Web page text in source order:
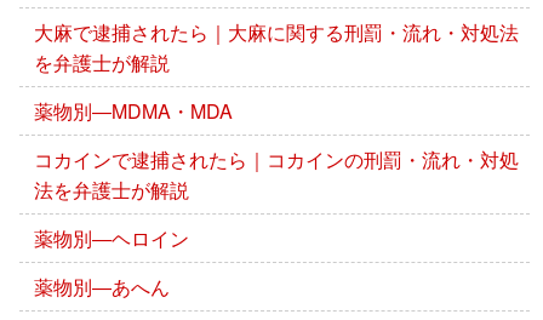
大麻で逮捕されたら｜大麻に関する刑罰・流れ・対処法
を弁護士が解説
薬物別―MDMA・MDA
コカインで逮捕されたら｜コカインの刑罰・流れ・対処
法を弁護士が解説
薬物別―ヘロイン
薬物別―あへん